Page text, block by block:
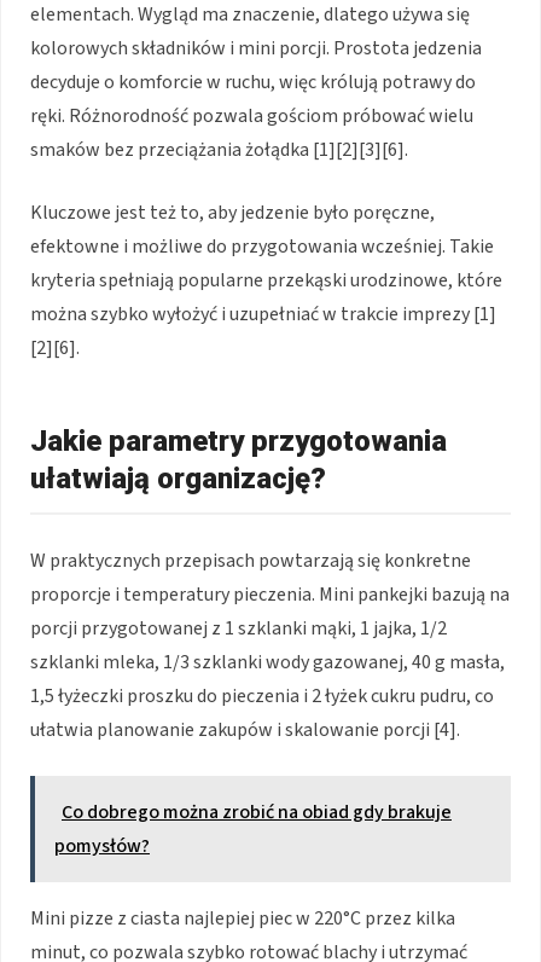
elementach. Wygląd ma znaczenie, dlatego używa się
kolorowych składników i mini porcji. Prostota jedzenia
decyduje o komforcie w ruchu, więc królują potrawy do
ręki. Różnorodność pozwala gościom próbować wielu
smaków bez przeciążania żołądka [1][2][3][6].
Kluczowe jest też to, aby jedzenie było poręczne,
efektowne i możliwe do przygotowania wcześniej. Takie
kryteria spełniają popularne przekąski urodzinowe, które
można szybko wyłożyć i uzupełniać w trakcie imprezy [1]
[2][6].
Jakie parametry przygotowania
ułatwiają organizację?
W praktycznych przepisach powtarzają się konkretne
proporcje i temperatury pieczenia. Mini pankejki bazują na
porcji przygotowanej z 1 szklanki mąki, 1 jajka, 1/2
szklanki mleka, 1/3 szklanki wody gazowanej, 40 g masła,
1,5 łyżeczki proszku do pieczenia i 2 łyżek cukru pudru, co
ułatwia planowanie zakupów i skalowanie porcji [4].
Co dobrego można zrobić na obiad gdy brakuje
pomysłów?
Mini pizze z ciasta najlepiej piec w 220°C przez kilka
minut, co pozwala szybko rotować blachy i utrzymać